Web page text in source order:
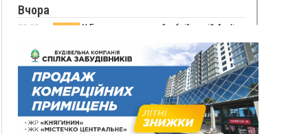
Вчора
22:22 ФОТО У Богородчанах на "зебрі" водій Audi
наїхав на хлопчика з велосипедом
21:01
Загальна площа всіх книгарень України - трохи
більше ніж 6 футбольних полів
20:47
На "зебрі" у Франківську два мотоциклісти
збили жінку
18:55
Прикарпаття серед лідерів за будівництвом